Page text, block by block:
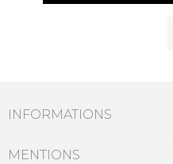
INFORMATIONS
MENTIONS